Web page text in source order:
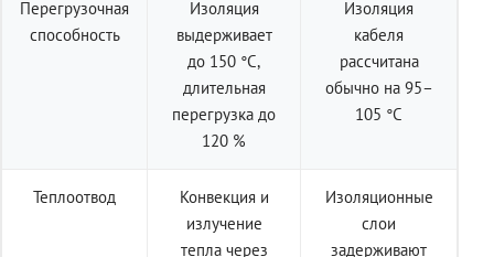
Перегрузочная
способность
Изоляция
выдерживает
до 150 °C,
длительная
перегрузка до
120 %
Изоляция
кабеля
рассчитана
обычно на 95–
105 °C
Теплоотвод
Конвекция и
излучение
тепла через
Изоляционные
слои
задерживают